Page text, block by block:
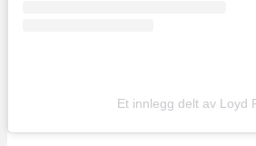
Et innlegg delt av Loyd